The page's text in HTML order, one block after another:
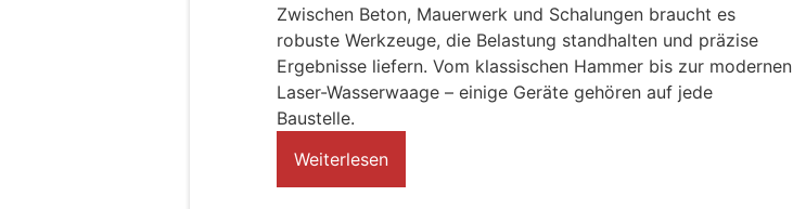
Zwischen Beton, Mauerwerk und Schalungen braucht es
robuste Werkzeuge, die Belastung standhalten und präzise
Ergebnisse liefern. Vom klassischen Hammer bis zur modernen
Laser-Wasserwaage – einige Geräte gehören auf jede
Baustelle.
Weiterlesen